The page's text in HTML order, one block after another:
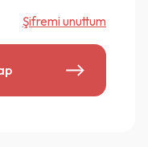
Şifremi unuttum